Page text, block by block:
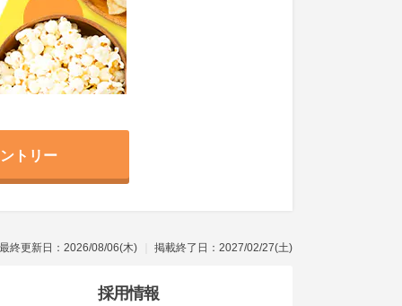
トリー
最終更新日：2026/08/06(木) 掲載終了日：2027/02/27(土)
採用情報